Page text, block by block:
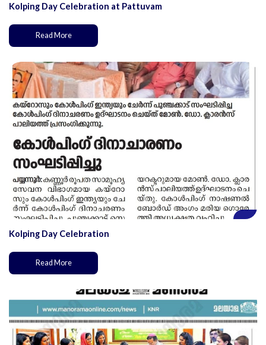
Kolping Day Celebration at Pattuvam
Read More
Kolping Day Celebration
Read More